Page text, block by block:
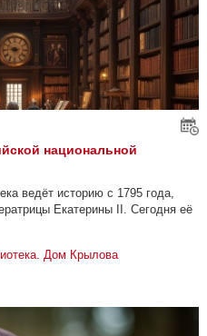
национальной
ведёт историю с 1795 года,
Екатерины II. Сегодня её
Дом Крылова